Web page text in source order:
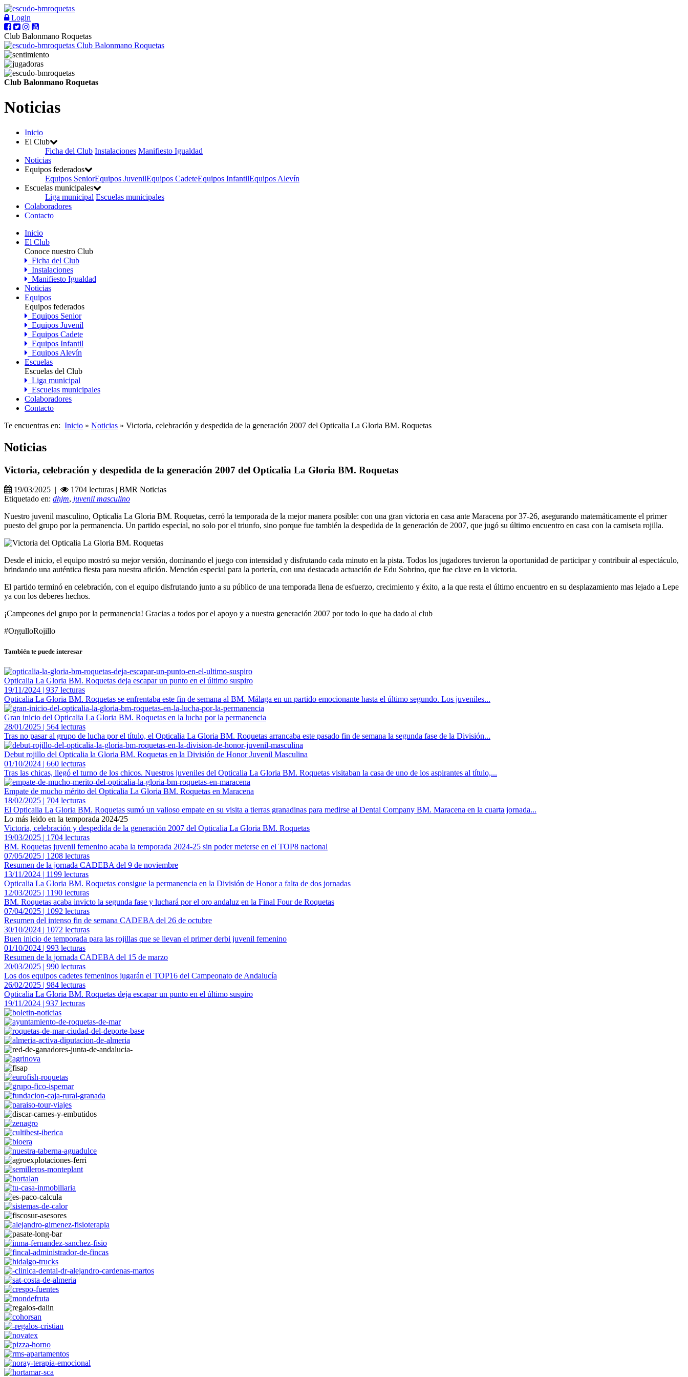
Login
Club Balonmano Roquetas
Club Balonmano Roquetas
Club Balonmano Roquetas
Noticias
Inicio
El Club
Ficha del Club Instalaciones Manifiesto Igualdad
Noticias
Equipos federados
Equipos SeniorEquipos JuvenilEquipos CadeteEquipos InfantilEquipos Alevín
Escuelas municipales
Liga municipal Escuelas municipales
Colaboradores
Contacto
Inicio
El Club
Conoce nuestro Club
Ficha del Club
Instalaciones
Manifiesto Igualdad
Noticias
Equipos
Equipos federados
Equipos Senior
Equipos Juvenil
Equipos Cadete
Equipos Infantil
Equipos Alevín
Escuelas
Escuelas del Club
Liga municipal
Escuelas municipales
Colaboradores
Contacto
Te encuentras en: Inicio » Noticias » Victoria, celebración y despedida de la generación 2007 del Opticalia La Gloria BM. Roquetas
Noticias
Victoria, celebración y despedida de la generación 2007 del Opticalia La Gloria BM. Roquetas
19/03/2025 |
1704 lecturas | BMR Noticias
Etiquetado en: dhjm, juvenil masculino
Nuestro juvenil masculino, Opticalia La Gloria BM. Roquetas, cerró la temporada de la mejor manera posible: con una gran victoria en casa ante Maracena por 37-26, asegurando matemáticamente el primer
puesto del grupo por la permanencia. Un partido especial, no solo por el triunfo, sino porque fue también la despedida de la generación de 2007, que jugó su último encuentro en casa con la camiseta rojilla.
Desde el inicio, el equipo mostró su mejor versión, dominando el juego con intensidad y disfrutando cada minuto en la pista. Todos los jugadores tuvieron la oportunidad de participar y contribuir al espectáculo,
brindando una auténtica fiesta para nuestra afición. Mención especial para la portería, con una destacada actuación de Edu Sobrino, que fue clave en la victoria.
El partido terminó en celebración, con el equipo disfrutando junto a su público de una temporada llena de esfuerzo, crecimiento y éxito, a la que resta el último encuentro en su desplazamiento mas lejado a Lepe
ya con los deberes hechos.
¡Campeones del grupo por la permanencia! Gracias a todos por el apoyo y a nuestra generación 2007 por todo lo que ha dado al club
#OrgulloRojillo
También te puede interesar
Opticalia La Gloria BM. Roquetas deja escapar un punto en el último suspiro
19/11/2024 | 937 lecturas
Opticalia La Gloria BM. Roquetas se enfrentaba este fin de semana al BM. Málaga en un partido emocionante hasta el último segundo. Los juveniles...
Gran inicio del Opticalia La Gloria BM. Roquetas en la lucha por la permanencia
28/01/2025 | 564 lecturas
Tras no pasar al grupo de lucha por el título, el Opticalia La Gloria BM. Roquetas arrancaba este pasado fin de semana la segunda fase de la División...
Debut rojillo del Opticalia la Gloria BM. Roquetas en la División de Honor Juvenil Masculina
01/10/2024 | 660 lecturas
Tras las chicas, llegó el turno de los chicos. Nuestros juveniles del Opticalia La Gloria BM. Roquetas visitaban la casa de uno de los aspirantes al título,...
Empate de mucho mérito del Opticalia La Gloria BM. Roquetas en Maracena
18/02/2025 | 704 lecturas
El Opticalia La Gloria BM. Roquetas sumó un valioso empate en su visita a tierras granadinas para medirse al Dental Company BM. Maracena en la cuarta jornada...
Lo más leido en la temporada 2024/25
Victoria, celebración y despedida de la generación 2007 del Opticalia La Gloria BM. Roquetas
19/03/2025 | 1704 lecturas
BM. Roquetas juvenil femenino acaba la temporada 2024-25 sin poder meterse en el TOP8 nacional
07/05/2025 | 1208 lecturas
Resumen de la jornada CADEBA del 9 de noviembre
13/11/2024 | 1199 lecturas
Opticalia La Gloria BM. Roquetas consigue la permanencia en la División de Honor a falta de dos jornadas
12/03/2025 | 1190 lecturas
BM. Roquetas acaba invicto la segunda fase y luchará por el oro andaluz en la Final Four de Roquetas
07/04/2025 | 1092 lecturas
Resumen del intenso fin de semana CADEBA del 26 de octubre
30/10/2024 | 1072 lecturas
Buen inicio de temporada para las rojillas que se llevan el primer derbi juvenil femenino
01/10/2024 | 993 lecturas
Resumen de la jornada CADEBA del 15 de marzo
20/03/2025 | 990 lecturas
Los dos equipos cadetes femeninos jugarán el TOP16 del Campeonato de Andalucía
26/02/2025 | 984 lecturas
Opticalia La Gloria BM. Roquetas deja escapar un punto en el último suspiro
19/11/2024 | 937 lecturas